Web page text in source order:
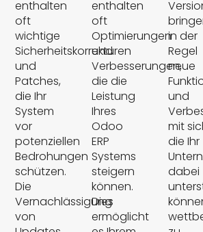
enthalten
oft
wichtige
Sicherheitskorrekturen
und
Patches,
die Ihr
System
vor
potenziellen
Bedrohungen
schützen.
Die
Vernachlässigung
von
enthalten
oft
Optimierungen
und
Verbesserungen,
die die
Leistung
Ihres
Odoo
ERP
Systems
steigern
können.
Dies
ermöglicht
in der
Regel
neue
und
mit
die Ihr
dabei